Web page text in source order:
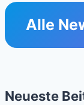
Alle
Neueste